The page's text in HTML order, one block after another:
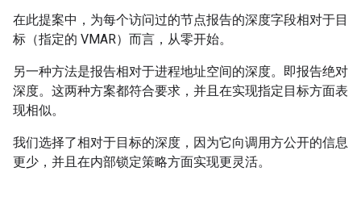
在此提案中，为每个访问过的节点报告的深度字段相对于目
标（指定的 VMAR）而言，从零开始。
另一种方法是报告相对于进程地址空间的深度。即报告绝对
深度。这两种方案都符合要求，并且在实现指定目标方面表
现相似。
我们选择了相对于目标的深度，因为它向调用方公开的信息
更少，并且在内部锁定策略方面实现更灵活。